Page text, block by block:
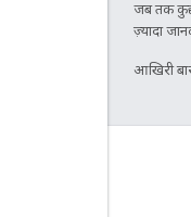
जब तक कुछ
ज़्यादा
आखिरी